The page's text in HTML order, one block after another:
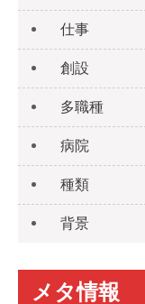
仕事
創設
多職種
病院
種類
背景
メタ情報